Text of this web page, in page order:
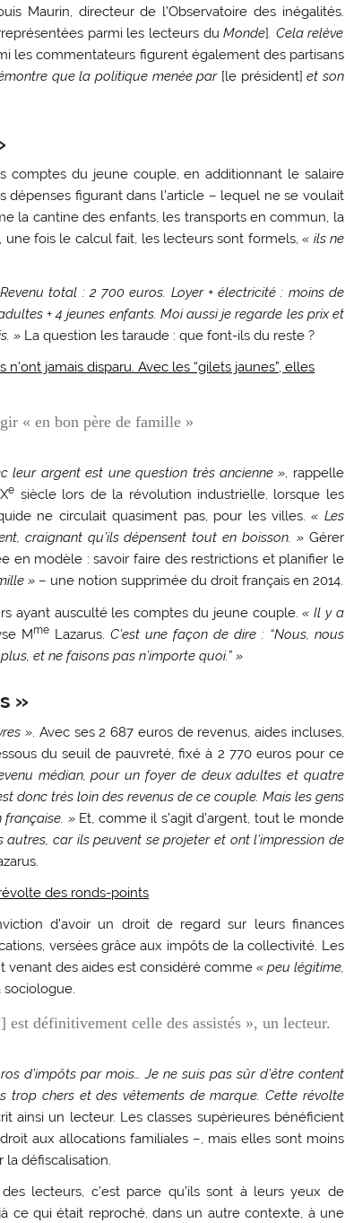
Maurin, directeur de l’Observatoire des inégalités.
parmi les lecteurs duMonde]. Cela relève
les commentateurs figurent également des partisans
que la politique menée par[le président]et son
comptes du jeune couple, en additionnant le salaire
dépenses figurant dans l’article – lequel ne se voulait
la cantine des enfants, les transports en commun, la
fois le calcul fait, les lecteurs sont formels,« ils ne
Revenu total : 2 700 euros. Loyer + électricité : moins de
+ 4 jeunes enfants. Moi aussi je regarde les prix et
» La question les taraude : que font-ils du reste ?
n’ont jamais disparu. Avec les “gilets jaunes”, elles
« en bon père de famille »
leur argent est une question très ancienne », rappelle
e siècle lors de la révolution industrielle, lorsque les
ne circulait quasiment pas, pour les villes.« Les
craignant qu’ils dépensent tout en boisson. » Gérer
en modèle : savoir faire des restrictions et planifier le
» – une notion supprimée du droit français en 2014.
ayant ausculté les comptes du jeune couple. « Il y a
Mme Lazarus. C’est une façon de dire : “Nous, nous
et ne faisons pas n’importe quoi.” »
»
» . Avec ses 2 687 euros de revenus, aides incluses,
du seuil de pauvreté, fixé à 2 770 euros pour ce
médian, pour un foyer de deux adultes et quatre
donc très loin des revenus de ce couple. Mais les gens
»Et, comme il s’agit d’argent, tout le monde
car ils peuvent se projeter et ont l’impression de
des ronds-points
d’avoir un droit de regard sur leurs finances
versées grâce aux impôts de la collectivité. Les
venant des aides est considéré comme« peu légitime,
sociologue.
est définitivement celle des assistés », un lecteur.
d’impôts par mois… Je ne suis pas sûr d’être content
trop chers et des vêtements de marque. Cette révolte
ainsi un lecteur. Les classes supérieures bénéficient
aux allocations familiales –, mais elles sont moins
la défiscalisation.
lecteurs, c’est parce qu’ils sont à leurs yeux de
ce qui était reproché, dans un autre contexte, à une